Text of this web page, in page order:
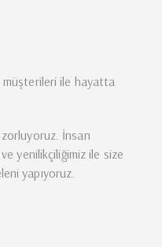
ile hayatta
zorluyoruz. İnsan
yenilikçiliğimiz ile size
yapıyoruz.